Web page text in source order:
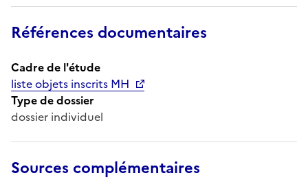
Références documentaires
Cadre de l'étude
liste objets inscrits MH
Type de dossier
dossier individuel
Sources complémentaires